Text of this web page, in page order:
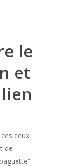
le
et
deux
de